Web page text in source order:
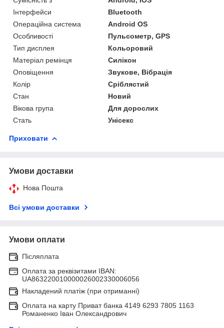
Інтерфейси
Bluetooth
Операційна система
Android OS
Особливості
Пульсометр, GPS
Тип дисплея
Кольоровий
Матеріал ремінця
Силікон
Оповіщення
Звукове, Вібрація
Колір
Сріблястий
Стан
Новий
Вікова група
Для дорослих
Стать
Унісекс
Приховати
Умови доставки
Нова Пошта
Всі умови доставки
Умови оплати
Післяплата
Оплата за реквізитами IBAN:
UA863220010000026002330006056
Накладений платіж (при отриманні)
Оплата на карту Приват банка 4149 6293 7805 1163
Романенко Іван Олександрович